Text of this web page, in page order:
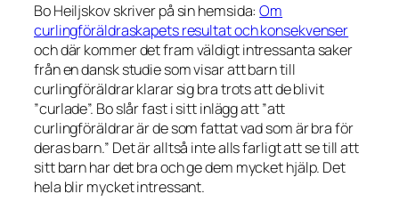
Bo Heiljskov skriver på sin hemsida:Om
curlingföräldraskapets resultat och konsekvenser
och där kommer det fram väldigt intressanta saker
från en dansk studie som visar att barn till
curlingföräldrar klarar sig bra trots att de blivit
”curlade”. Bo slår fast i sitt inlägg att ”att
curlingföräldrar är de som fattat vad som är bra för
deras barn.” Det är alltså inte alls farligt att se till att
sitt barn har det bra och ge dem mycket hjälp. Det
hela blir mycket intressant.